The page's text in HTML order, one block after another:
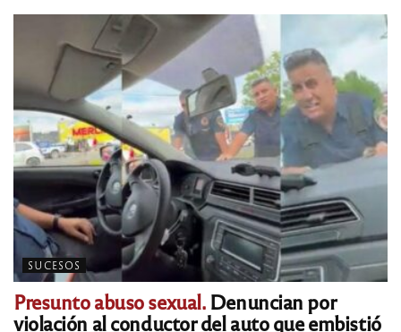
SUCESOS
Presunto abuso sexual.Denuncian por
violación al conductor del auto que embistió